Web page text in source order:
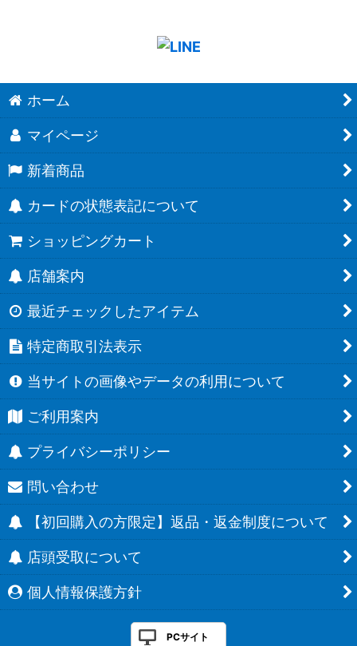
ホーム
マイページ
新着商品
カードの状態表記について
ショッピングカート
店舗案内
最近チェックしたアイテム
特定商取引法表示
当サイトの画像やデータの利用について
ご利用案内
プライバシーポリシー
問い合わせ
【初回購入の方限定】返品・返金制度について
店頭受取について
個人情報保護方針
PCサイト